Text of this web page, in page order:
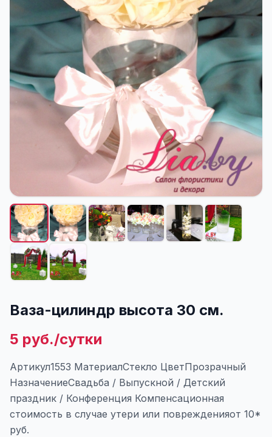
Ваза-цилиндр высота 30 см.
5 руб./сутки
Артикул1553 МатериалСтекло ЦветПрозрачный
НазначениеСвадьба / Выпускной / Детский
праздник / Конференция Компенсационная
стоимость в случае утери или поврежденияот 10*
руб.